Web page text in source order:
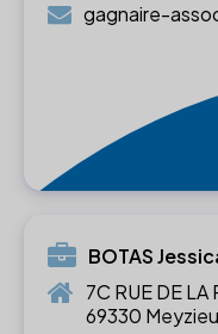
gagnaire-
BOTAS
7C RUE DE
69330 Meyzieu